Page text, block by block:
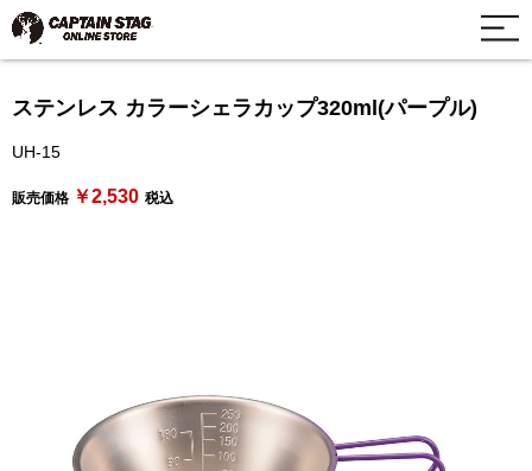
ステンレス カラーシェラカップ320ml(パープル)
UH-15
販売価格 ￥2,530 税込